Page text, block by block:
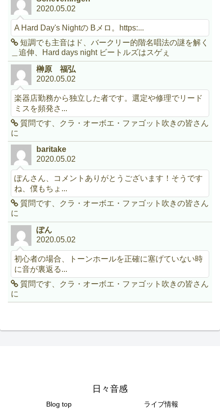
2020.05.02
A Hard Day's Nightの Bメロ。https:...
短調でも主音はド、バークリー的階名唱法の謎を解く
＿追伸、Hard days night ビートルズはスゲぇ
榊原 福弘
2020.05.02
楽器店勤務から独立した者です。選定や修理でリード
ミスを頻発さ...
質問です、クラ・オーボエ・ファゴット吹きの皆さん
に
baritake
2020.05.02
ぽんさん、コメントありがとうございます！そうです
ね、僕もちょ...
質問です、クラ・オーボエ・ファゴット吹きの皆さん
に
ぽん
2020.05.02
初心者の場合、トーンホールを正確に塞げていない時
に音が裏返る...
質問です、クラ・オーボエ・ファゴット吹きの皆さん
に
日々音感
Blog top ライブ情報